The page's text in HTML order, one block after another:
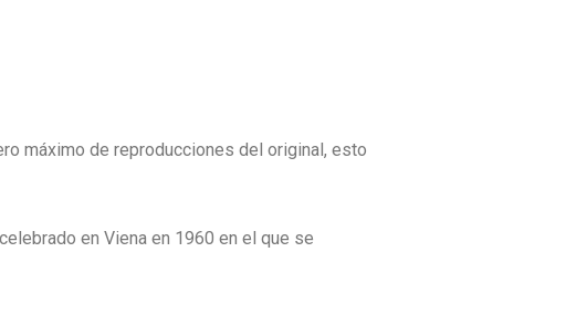
máximo de reproducciones del original, esto
en Viena en 1960 en el que se